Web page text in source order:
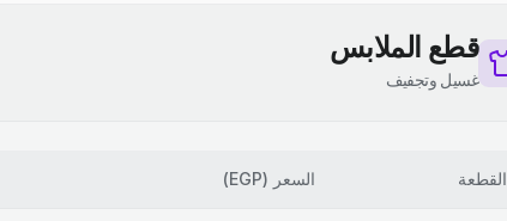
قطع الملابس
غسيل وتجفيف
القطعة السعر (
EGP
)